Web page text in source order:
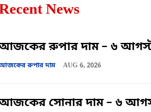
News
রুপার দাম – ৬
রুপার দাম AUG 6, 2026
সোনার দাম – ৬